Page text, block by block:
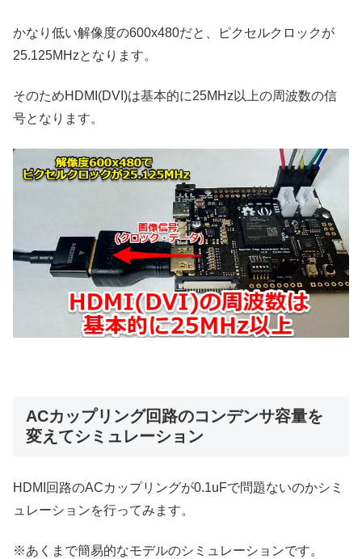
かなり低い解像度の600x480だと、ピクセルクロックが
25.125MHzとなります。
そのためHDMI(DVI)は基本的に25MHz以上の周波数の信
号となります。
ACカップリング回路のコンデンサ容量を
変えてシミュレーション
HDMI回路のACカップリングが0.1uFで問題ないのかシミ
ュレーションを行ってみます。
※あくまで簡易的なモデルのシミュレーションです。